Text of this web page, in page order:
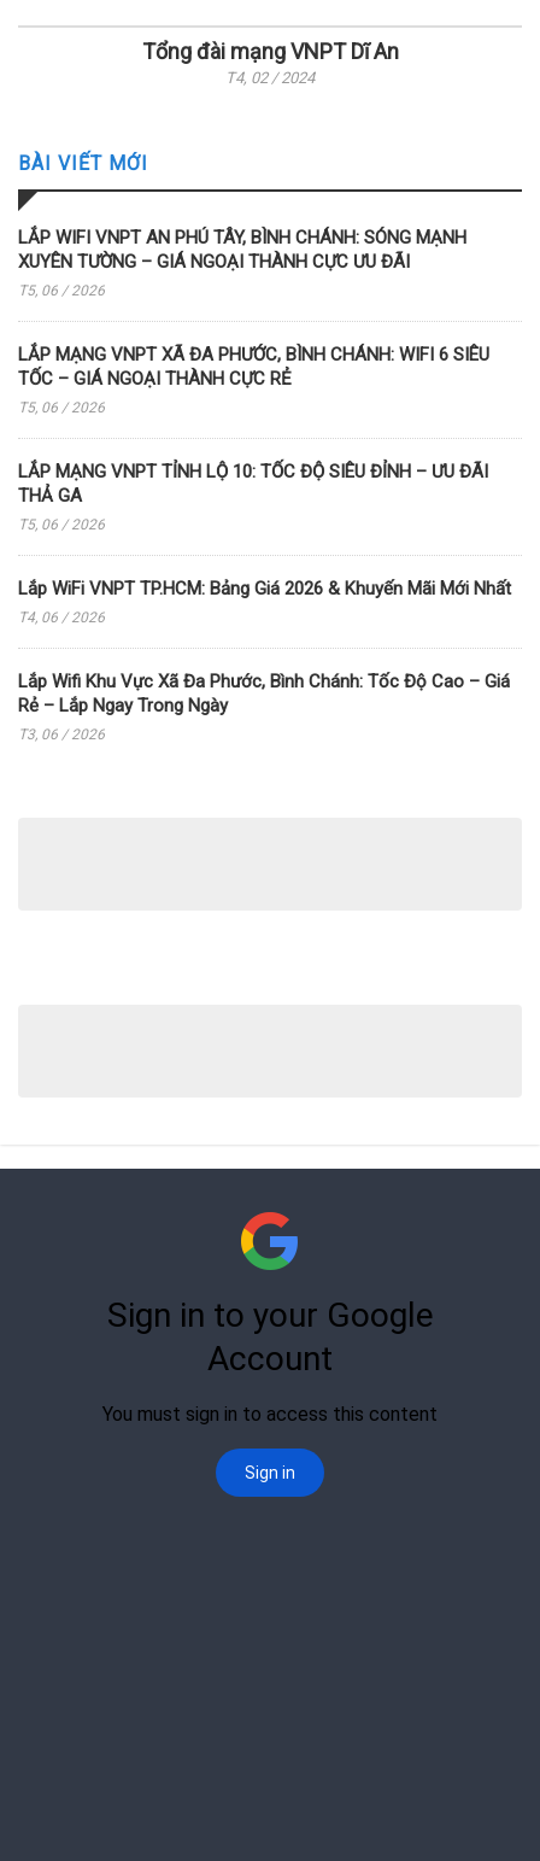
Tổng đài mạng VNPT Dĩ An
T4, 02 / 2024
BÀI VIẾT MỚI
LẮP WIFI VNPT AN PHÚ TÂY, BÌNH CHÁNH: SÓNG MẠNH
XUYÊN TƯỜNG – GIÁ NGOẠI THÀNH CỰC ƯU ĐÃI
T5, 06 / 2026
LẮP MẠNG VNPT XÃ ĐA PHƯỚC, BÌNH CHÁNH: WIFI 6 SIÊU
TỐC – GIÁ NGOẠI THÀNH CỰC RẺ
T5, 06 / 2026
LẮP MẠNG VNPT TỈNH LỘ 10: TỐC ĐỘ SIÊU ĐỈNH – ƯU ĐÃI
THẢ GA
T5, 06 / 2026
Lắp WiFi VNPT TP.HCM: Bảng Giá 2026 & Khuyến Mãi Mới Nhất
T4, 06 / 2026
Lắp Wifi Khu Vực Xã Đa Phước, Bình Chánh: Tốc Độ Cao – Giá
Rẻ – Lắp Ngay Trong Ngày
T3, 06 / 2026